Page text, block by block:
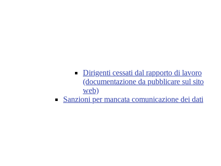
Dirigenti cessati dal rapporto di lavoro
(documentazione da pubblicare sul sito
web)
Sanzioni per mancata comunicazione dei dati